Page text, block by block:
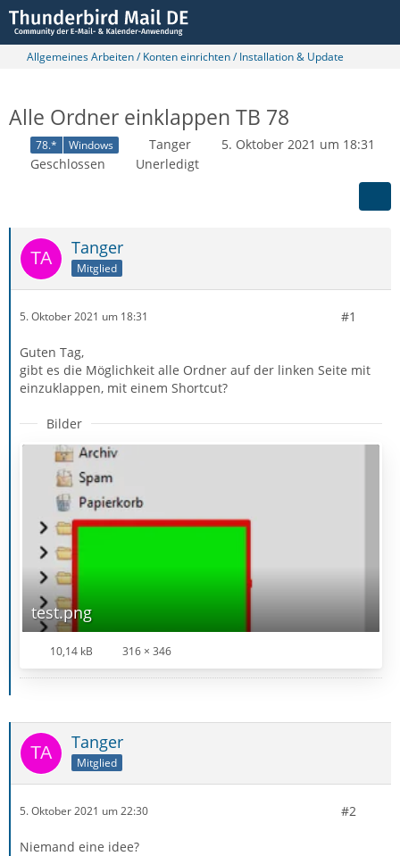
Allgemeines Arbeiten / Konten einrichten / Installation & Update
Alle Ordner einklappen TB 78
78.* Windows Tanger
5. Oktober 2021 um 18:31
Geschlossen
Unerledigt
Tanger
Mitglied
5. Oktober 2021 um 18:31 #1
Guten Tag,
gibt es die Möglichkeit alle Ordner auf der linken Seite mit
einzuklappen, mit einem Shortcut?
Bilder
test.png
10,14 kB 316 × 346
Tanger
Mitglied
5. Oktober 2021 um 22:30 #2
Niemand eine idee?